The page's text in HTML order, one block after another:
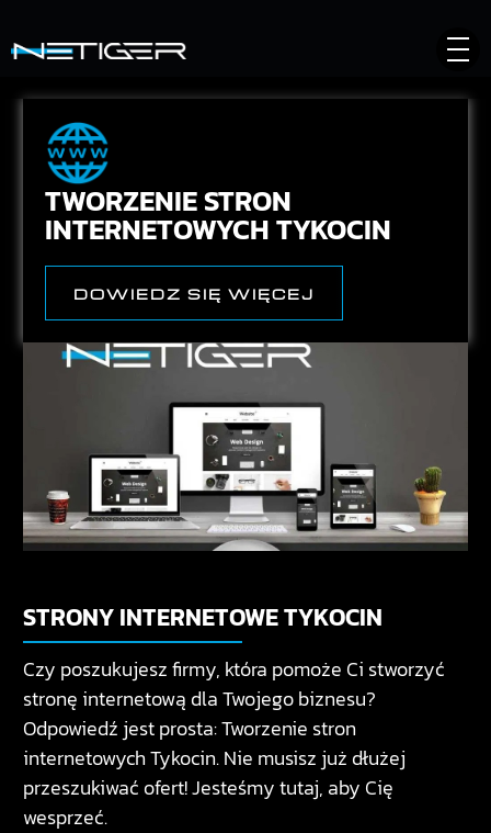
TWORZENIE STRON
INTERNETOWYCH TYKOCIN
DOWIEDZ SIĘ WIĘCEJ
STRONY INTERNETOWE TYKOCIN
Czy poszukujesz firmy, która pomoże Ci stworzyć
stronę internetową dla Twojego biznesu?
Odpowiedź jest prosta: Tworzenie stron
internetowych Tykocin. Nie musisz już dłużej
przeszukiwać ofert! Jesteśmy tutaj, aby Cię
wesprzeć.